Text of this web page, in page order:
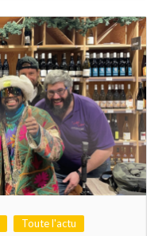
Toute l'actu